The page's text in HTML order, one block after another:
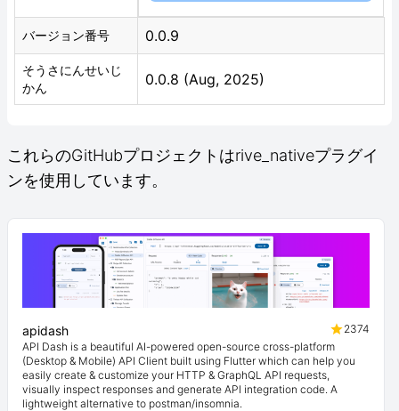
バージョン番号 0.0.9
そうさにんせいじ
かん
0.0.8 (Aug, 2025)
これらのGitHubプロジェクトはrive_nativeプラグイ
ンを使用しています。
apidash
2374
API Dash is a beautiful AI-powered open-source cross-platform
(Desktop & Mobile) API Client built using Flutter which can help you
easily create & customize your HTTP & GraphQL API requests,
visually inspect responses and generate API integration code. A
lightweight alternative to postman/insomnia.